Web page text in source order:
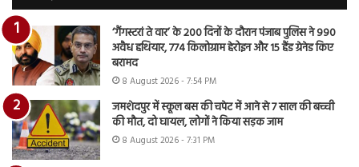
‘गैंगस्टरां ते वार’ के 200 दिनों के दौरान पंजाब पुलिस ने 990
अवैध हथियार, 774 किलोग्राम हेरोइन और 15 हैंड ग्रेनेड किए
बरामद
8 August 2026 - 7:54 PM
जमशेदपुर में स्कूल बस की चपेट में आने से 7 साल की बच्ची
की मौत, दो घायल, लोगों ने किया सड़क जाम
8 August 2026 - 7:31 PM